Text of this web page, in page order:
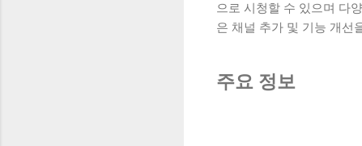
으로 시청할 수 있으며 다
은 채널 추가 및 기능 개선
주요 정보